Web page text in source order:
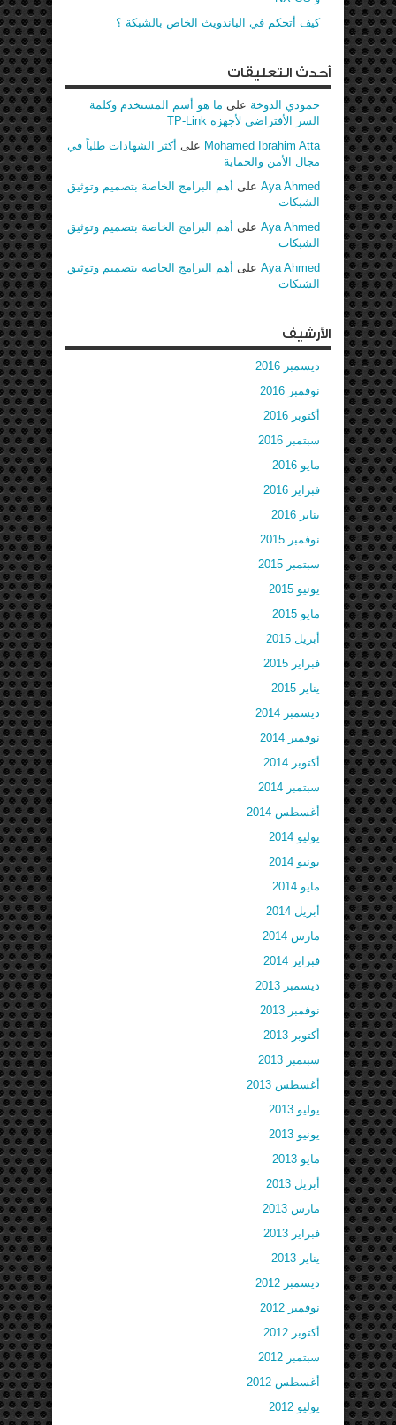
كيف أتحكم في الباندويث الخاص بالشبكة ؟
أحدث التعليقات
حمودي الدوخة على ما هو أسم المستخدم وكلمة
السر الأفتراضي لأجهزة TP-Link
Mohamed Ibrahim Atta على أكثر الشهادات طلباً في
مجال الأمن والحماية
Aya Ahmed على أهم البرامج الخاصة بتصميم وتوثيق
الشبكات
Aya Ahmed على أهم البرامج الخاصة بتصميم وتوثيق
الشبكات
Aya Ahmed على أهم البرامج الخاصة بتصميم وتوثيق
الشبكات
الأرشيف
ديسمبر 2016
نوفمبر 2016
أكتوبر 2016
سبتمبر 2016
مايو 2016
فبراير 2016
يناير 2016
نوفمبر 2015
سبتمبر 2015
يونيو 2015
مايو 2015
أبريل 2015
فبراير 2015
يناير 2015
ديسمبر 2014
نوفمبر 2014
أكتوبر 2014
سبتمبر 2014
أغسطس 2014
يوليو 2014
يونيو 2014
مايو 2014
أبريل 2014
مارس 2014
فبراير 2014
ديسمبر 2013
نوفمبر 2013
أكتوبر 2013
سبتمبر 2013
أغسطس 2013
يوليو 2013
يونيو 2013
مايو 2013
أبريل 2013
مارس 2013
فبراير 2013
يناير 2013
ديسمبر 2012
نوفمبر 2012
أكتوبر 2012
سبتمبر 2012
أغسطس 2012
يوليو 2012